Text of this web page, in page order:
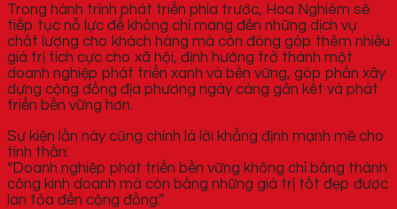
Trong hành trình phát triển phía trước, Hoa Nghiêm sẽ
tiếp tục nỗ lực để không chỉ mang đến những dịch vụ
chất lượng cho khách hàng mà còn đóng góp thêm nhiều
giá trị tích cực cho xã hội, định hướng trở thành một
doanh nghiệp phát triển xanh và bền vững, góp phần xây
dựng cộng đồng địa phương ngày càng gắn kết và phát
triển bền vững hơn.
Sự kiện lần này cũng chính là lời khẳng định mạnh mẽ cho
tinh thần:
“Doanh nghiệp phát triển bền vững không chỉ bằng thành
công kinh doanh mà còn bằng những giá trị tốt đẹp được
lan tỏa đến cộng đồng.”